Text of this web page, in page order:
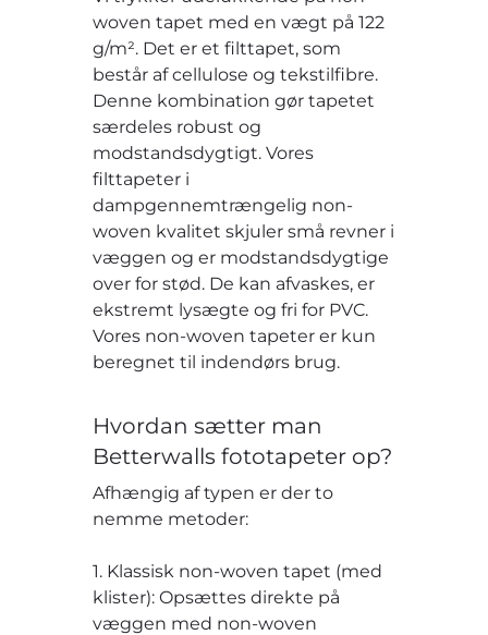
woven tapet med en vægt på 122
g/m². Det er et filttapet, som
består af cellulose og tekstilfibre.
Denne kombination gør tapetet
særdeles robust og
modstandsdygtigt. Vores
filttapeter i
dampgennemtrængelig non-
woven kvalitet skjuler små revner i
væggen og er modstandsdygtige
over for stød. De kan afvaskes, er
ekstremt lysægte og fri for PVC.
Vores non-woven tapeter er kun
beregnet til indendørs brug.
Hvordan sætter man
Betterwalls fototapeter op?
Afhængig af typen er der to
nemme metoder:
1. Klassisk non-woven tapet (med
klister): Opsættes direkte på
væggen med non-woven